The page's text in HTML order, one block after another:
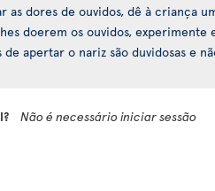
as dores de ouvidos, dê à criança
doerem os ouvidos,
de apertar o nariz são duvidosas e
Não é necessário iniciar sessão